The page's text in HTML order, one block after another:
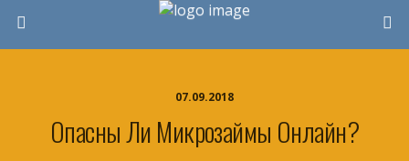
07.09.2018
Опасны Ли Микрозаймы Онлайн?